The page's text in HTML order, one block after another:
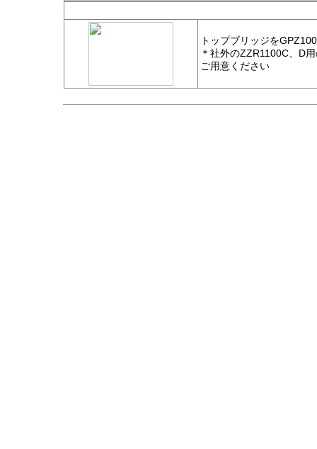
トップブリッジを
＊社外のZZR1100C、D
ご用意ください